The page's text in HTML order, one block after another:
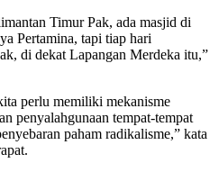
Timur Pak, ada masjid di
Pertamina, tapi tiap hari
di dekat Lapangan Merdeka itu,”
perlu memiliki mekanisme
penyalahgunaan tempat-tempat
paham radikalisme,” kata